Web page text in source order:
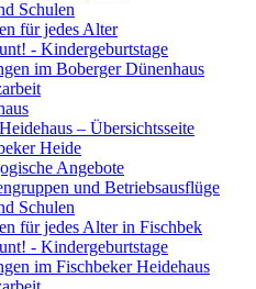
Schulen
für jedes Alter
- Kindergeburtstage
im Boberger Dünenhaus
– Übersichtsseite
Heide
Angebote
und Betriebsausflüge
Schulen
für jedes Alter in Fischbek
- Kindergeburtstage
im Fischbeker Heidehaus